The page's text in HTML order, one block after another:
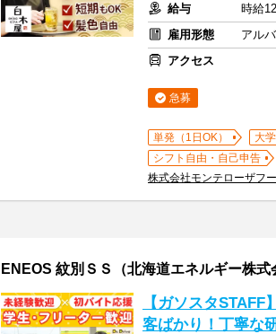
給与
時給
雇用形態
アル
アクセス
急募
単発（1日OK） 大
シフト自由・自己申告
株式会社モンテローザフ
ENEOS 紋別ＳＳ（北海道エネルギー株式
【ガソスタ
客ばかり！丁寧な